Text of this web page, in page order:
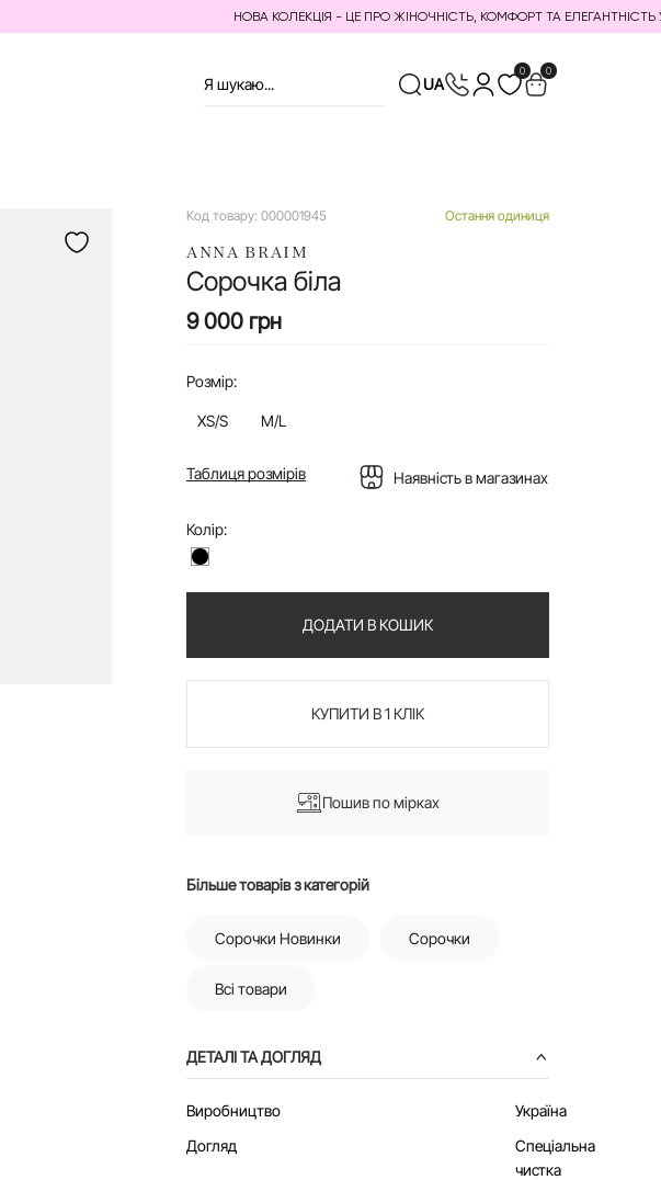
НОВА КОЛЕКЦІЯ - ЦЕ ПРО ЖІНОЧНІСТЬ, КОМФОРТ ТА ЕЛЕГАНТНІСТЬ У
UA
0 0
Код товару: 000001945 Остання одиниця
ANNA BRAIM
Сорочка біла
9 000 грн
Розмір:
XS/S M/L
Таблиця розмірів Наявність в магазинах
Колір:
ДОДАТИ В КОШИК
КУПИТИ В 1 КЛІК
Пошив по мірках
Більше товарів з категорій
Сорочки Новинки Сорочки
Всі товари
ДЕТАЛІ ТА ДОГЛЯД
Виробництво
Україна
Догляд
Спеціальна
чистка